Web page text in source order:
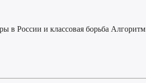
в России и классовая борьба Алгоритм